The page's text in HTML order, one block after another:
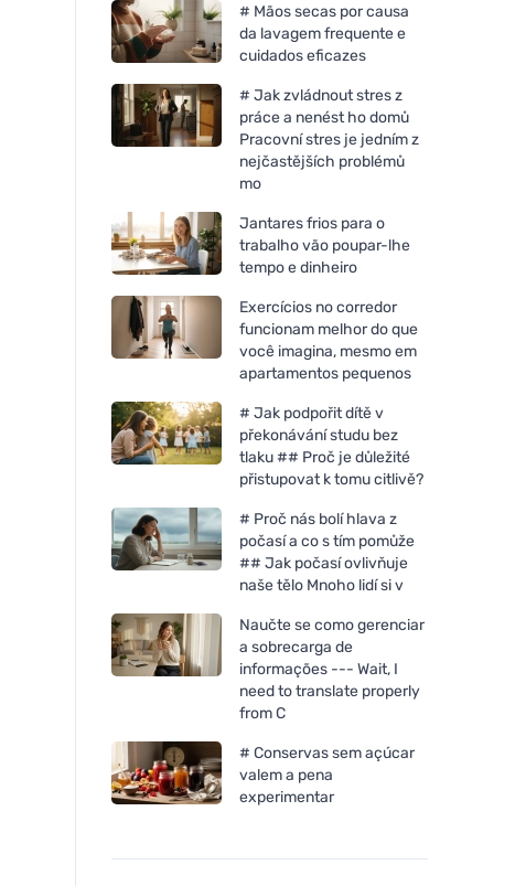
beans 50g
butter 50g
# Mãos secas por causa
da lavagem frequente e
cuidados eficazes
# Jak zvládnout stres z
práce a nenést ho domů
Pracovní stres je jedním z
nejčastějších problémů
mo
Jantares frios para o
trabalho vão poupar-lhe
tempo e dinheiro
Exercícios no corredor
funcionam melhor do que
você imagina, mesmo em
apartamentos pequenos
# Jak podpořit dítě v
překonávání studu bez
tlaku ## Proč je důležité
přistupovat k tomu citlivě?
# Proč nás bolí hlava z
počasí a co s tím pomůže
## Jak počasí ovlivňuje
naše tělo Mnoho lidí si v
Naučte se como gerenciar
a sobrecarga de
informações --- Wait, I
need to translate properly
from C
# Conservas sem açúcar
valem a pena
experimentar